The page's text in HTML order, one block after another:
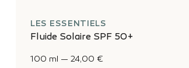
LES ESSENTIELS
Fluide Solaire SPF 50+
100 ml — 24,00 €